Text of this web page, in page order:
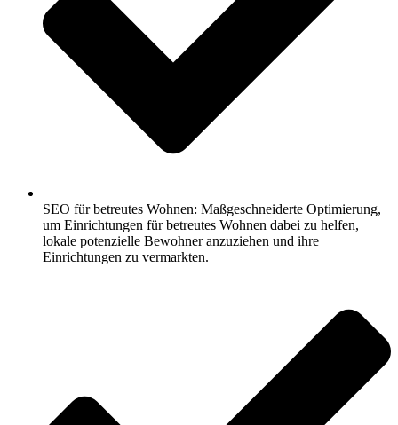
SEO für betreutes Wohnen: Maßgeschneiderte Optimierung,
um Einrichtungen für betreutes Wohnen dabei zu helfen,
lokale potenzielle Bewohner anzuziehen und ihre
Einrichtungen zu vermarkten.